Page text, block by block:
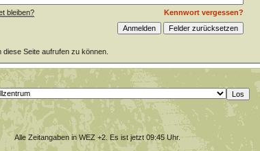
Kennwort vergessen?
bleiben?
Seite aufrufen zu können.
Alle Zeitangaben in WEZ +2. Es ist jetzt09:45Uhr.